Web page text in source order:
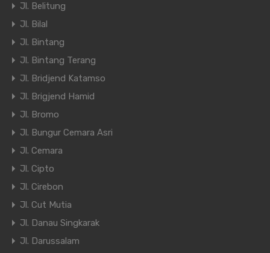
Jl. Belitung
Jl. Bilal
Jl. Bintang
Jl. Bintang Terang
Jl. Bridjend Katamso
Jl. Brigjend Hamid
Jl. Bromo
Jl. Bungur Cemara Asri
Jl. Cemara
Jl. Cipto
Jl. Cirebon
Jl. Cut Mutia
Jl. Danau Singkarak
Jl. Darussalam